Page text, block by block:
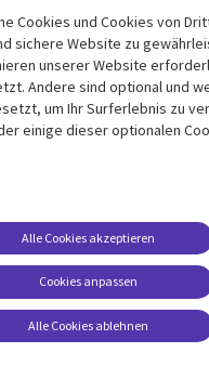
Compliance
Datenschutz
Impressum
Cookies und Cookies von
sichere Website zu
unserer Website
Andere sind optional und
um Ihr Surferlebnis zu
einige dieser optionalen
Cookies anpassen
Alle Cookies akzeptieren
Alle Cookies ablehnen